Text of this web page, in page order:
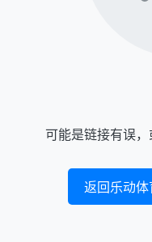
可能是链接有误，
返回乐动体